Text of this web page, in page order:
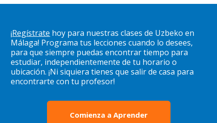
¡Regístrate hoy para nuestras clases de Uzbeko en
Málaga! Programa tus lecciones cuando lo desees,
para que siempre puedas encontrar tiempo para
estudiar, independientemente de tu horario o
ubicación. ¡Ni siquiera tienes que salir de casa para
encontrarte con tu profesor!
Comienza a Aprender